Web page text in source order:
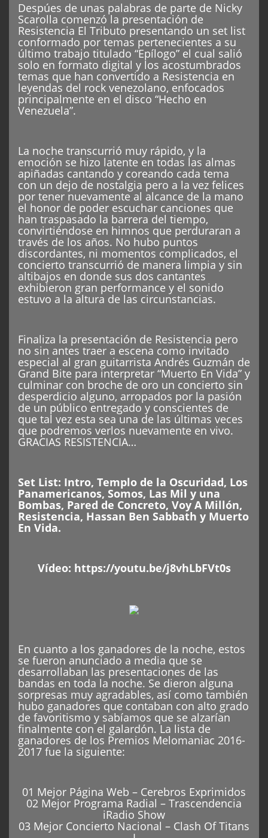
Despúes de unas palabras de parte de Nicky
Scarolla comenzó la presentación de
Resistencia El Tributo presentando un set list
conformado por temas pertenecientes a su
último trabajo titulado “Epílogo” el cual salió
solo en formato digital y los acostumbrados
temas que han convertido a Resistencia en
leyendas del rock venezolano, enfocados
principalmente en el disco “Hecho en
Venezuela”.
La noche transcurrió muy rápido, y la
emoción se hizo latente en todas las almas
apiñadas cantando y coreando cada tema
con un dejo de nostalgia pero a la vez felices
por tener nuevamente al alcance de la mano
el honor de poder escuchar canciones que
han traspasado la barrera del tiempo,
convirtiéndose en himnos que perduraran a
través de los años. No hubo puntos
discordantes, ni momentos complicados, el
concierto transcurrió de manera limpia y sin
altibajos en donde sus dos cantantes
exhibieron gran performance y el sonido
estuvo a la altura de las circunstancias.
Finaliza la presentación de Resistencia pero
no sin antes traer a escena como invitado
especial al gran guitarrista Andrés Guzmán de
Grand Bite para interpretar “Muerto En Vida” y
culminar con broche de oro un concierto sin
desperdicio alguno, arropados por la pasión
de un público entregado y conscientes de
que tal vez esta sea una de las últimas veces
que podremos verlos nuevamente en vivo.
GRACIAS RESISTENCIA…
Set List: Intro, Templo de la Oscuridad, Los
Panamericanos, Somos, Las Mil y una
Bombas, Pared de Concreto, Voy A Millón,
Resistencia, Hassan Ben Sabbath y Muerto
En Vida.
Vídeo: https://youtu.be/j8vhLbFVt0s
En cuanto a los ganadores de la noche, estos
se fueron anunciado a media que se
desarrollaban las presentaciones de las
bandas en toda la noche. Se dieron alguna
sorpresas muy agradables, así como también
hubo ganadores que contaban con alto grado
de favoritismo y sabíamos que se alzarían
finalmente con el galardón. La lista de
ganadores de los Premios Melomaniac 2016-
2017 fue la siguiente:
01 Mejor Página Web – Cerebros Exprimidos
02 Mejor Programa Radial – Trascendencia
iRadio Show
03 Mejor Concierto Nacional – Clash Of Titans